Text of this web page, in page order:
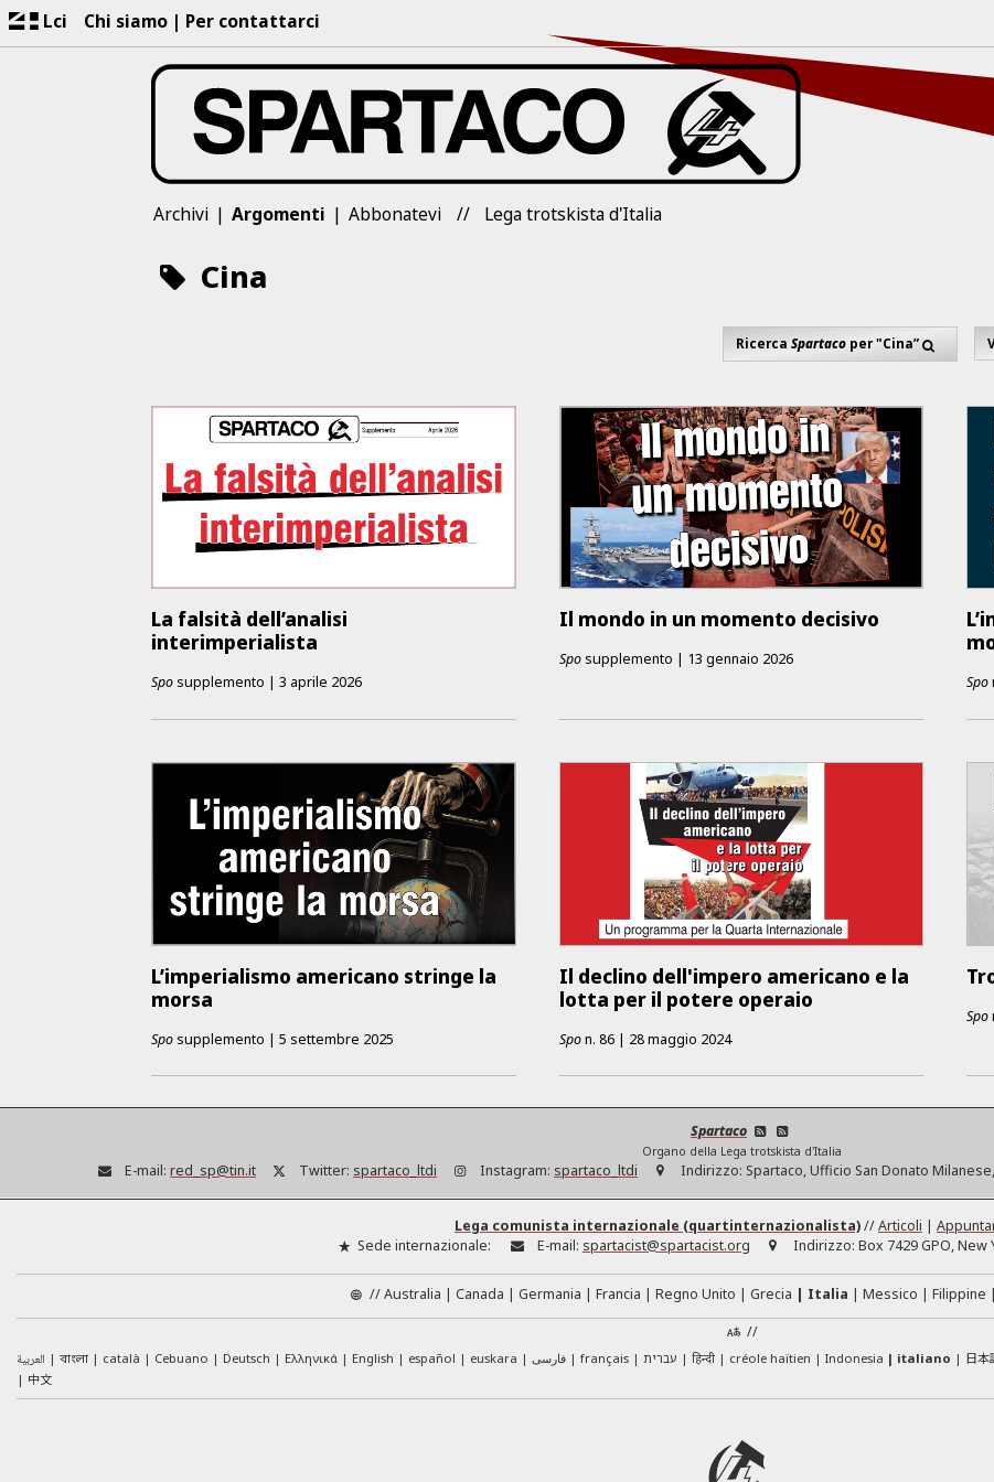
Lci Chi siamo Per contattarci
Archivi Argomenti Abbonatevi Lega trotskista d'Italia
Cina
RicercaSpartaco per "Cina”
La falsità dell’analisi
interimperialista
Spo supplemento | 3 aprile 2026
Il mondo in un momento decisivo
Sposupplemento | 13 gennaio 2026
Spo
L’imperialismo americano stringe la
morsa
Spo supplemento | 5 settembre 2025
Il declino dell'impero americano e la
lotta per il potere operaio
Spon. 86 | 28 maggio 2024
Spo
Spartaco
Organo della Lega trotskista d'Italia
E-mail: red_sp@tin.it Twitter: spartaco_ltdi Instagram: spartaco_ltdi Indirizzo: Spartaco, Ufficio San Donato
Lega comunista internazionale (quartinternazionalista)//Articoli |
Sede internazionale:
E-mail: spartacist@spartacist.org Indirizzo: Box 7429 GPO, New
//Australia Canada Germania Francia Regno Unito Grecia Italia Messico Filippine
//
العربية বাংলা català Cebuano Deutsch Ελληνικά English español euskara فارسی français עברית हिन्दी créole haïtien Indonesia italiano 日本
中文